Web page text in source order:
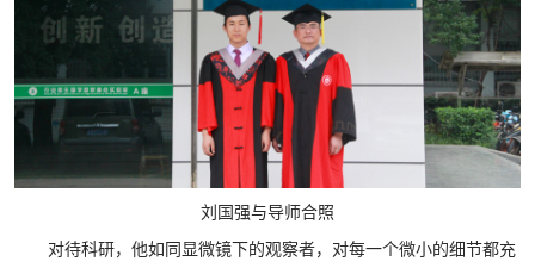
刘国强与导师合照
对待科研，他如同显微镜下的观察者，对每一个微小的细节都充